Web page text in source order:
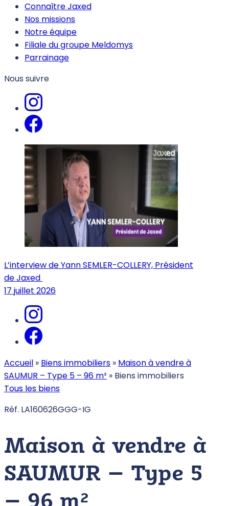
Connaître Jaxed
Nos missions
Notre équipe
Filiale du groupe Meldomys
Parrainage
Nous suivre
L’interview de Yann SEMLER-COLLERY, Président
de Jaxed
17 juillet 2026
Accueil » Biens immobiliers » Maison à vendre à
SAUMUR – Type 5 – 96 m² » Biens immobiliers
Tous les biens
Réf. LA160626GGG-IG
Maison à vendre à
SAUMUR – Type 5